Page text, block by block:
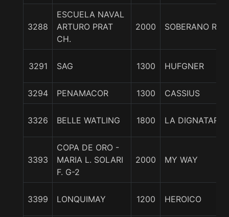
3288
ESCUELA NAVAL
ARTURO PRAT
CH.
2000 SOBERANO REY
3291 SAG 1300 HUFGNER
3294 PENAMACOR 1300 CASSIUS
3326 BELLE WATLING 1800 LA DIGNATARIA
3393
COPA DE ORO -
MARIA L. SOLARI
F. G-2
2000 MY WAY
3399 LONQUIMAY 1200 HEROICO